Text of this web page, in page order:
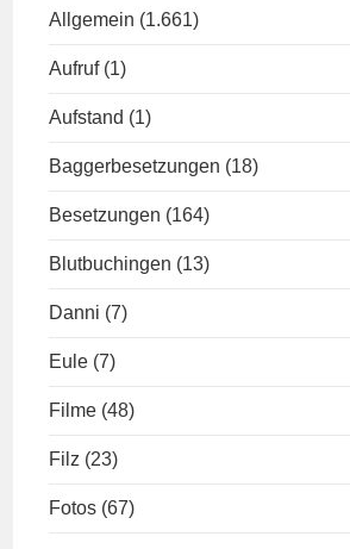
Allgemein (1.661)
Aufruf (1)
Aufstand (1)
Baggerbesetzungen (18)
Besetzungen (164)
Blutbuchingen (13)
Danni (7)
Eule (7)
Filme (48)
Filz (23)
Fotos (67)